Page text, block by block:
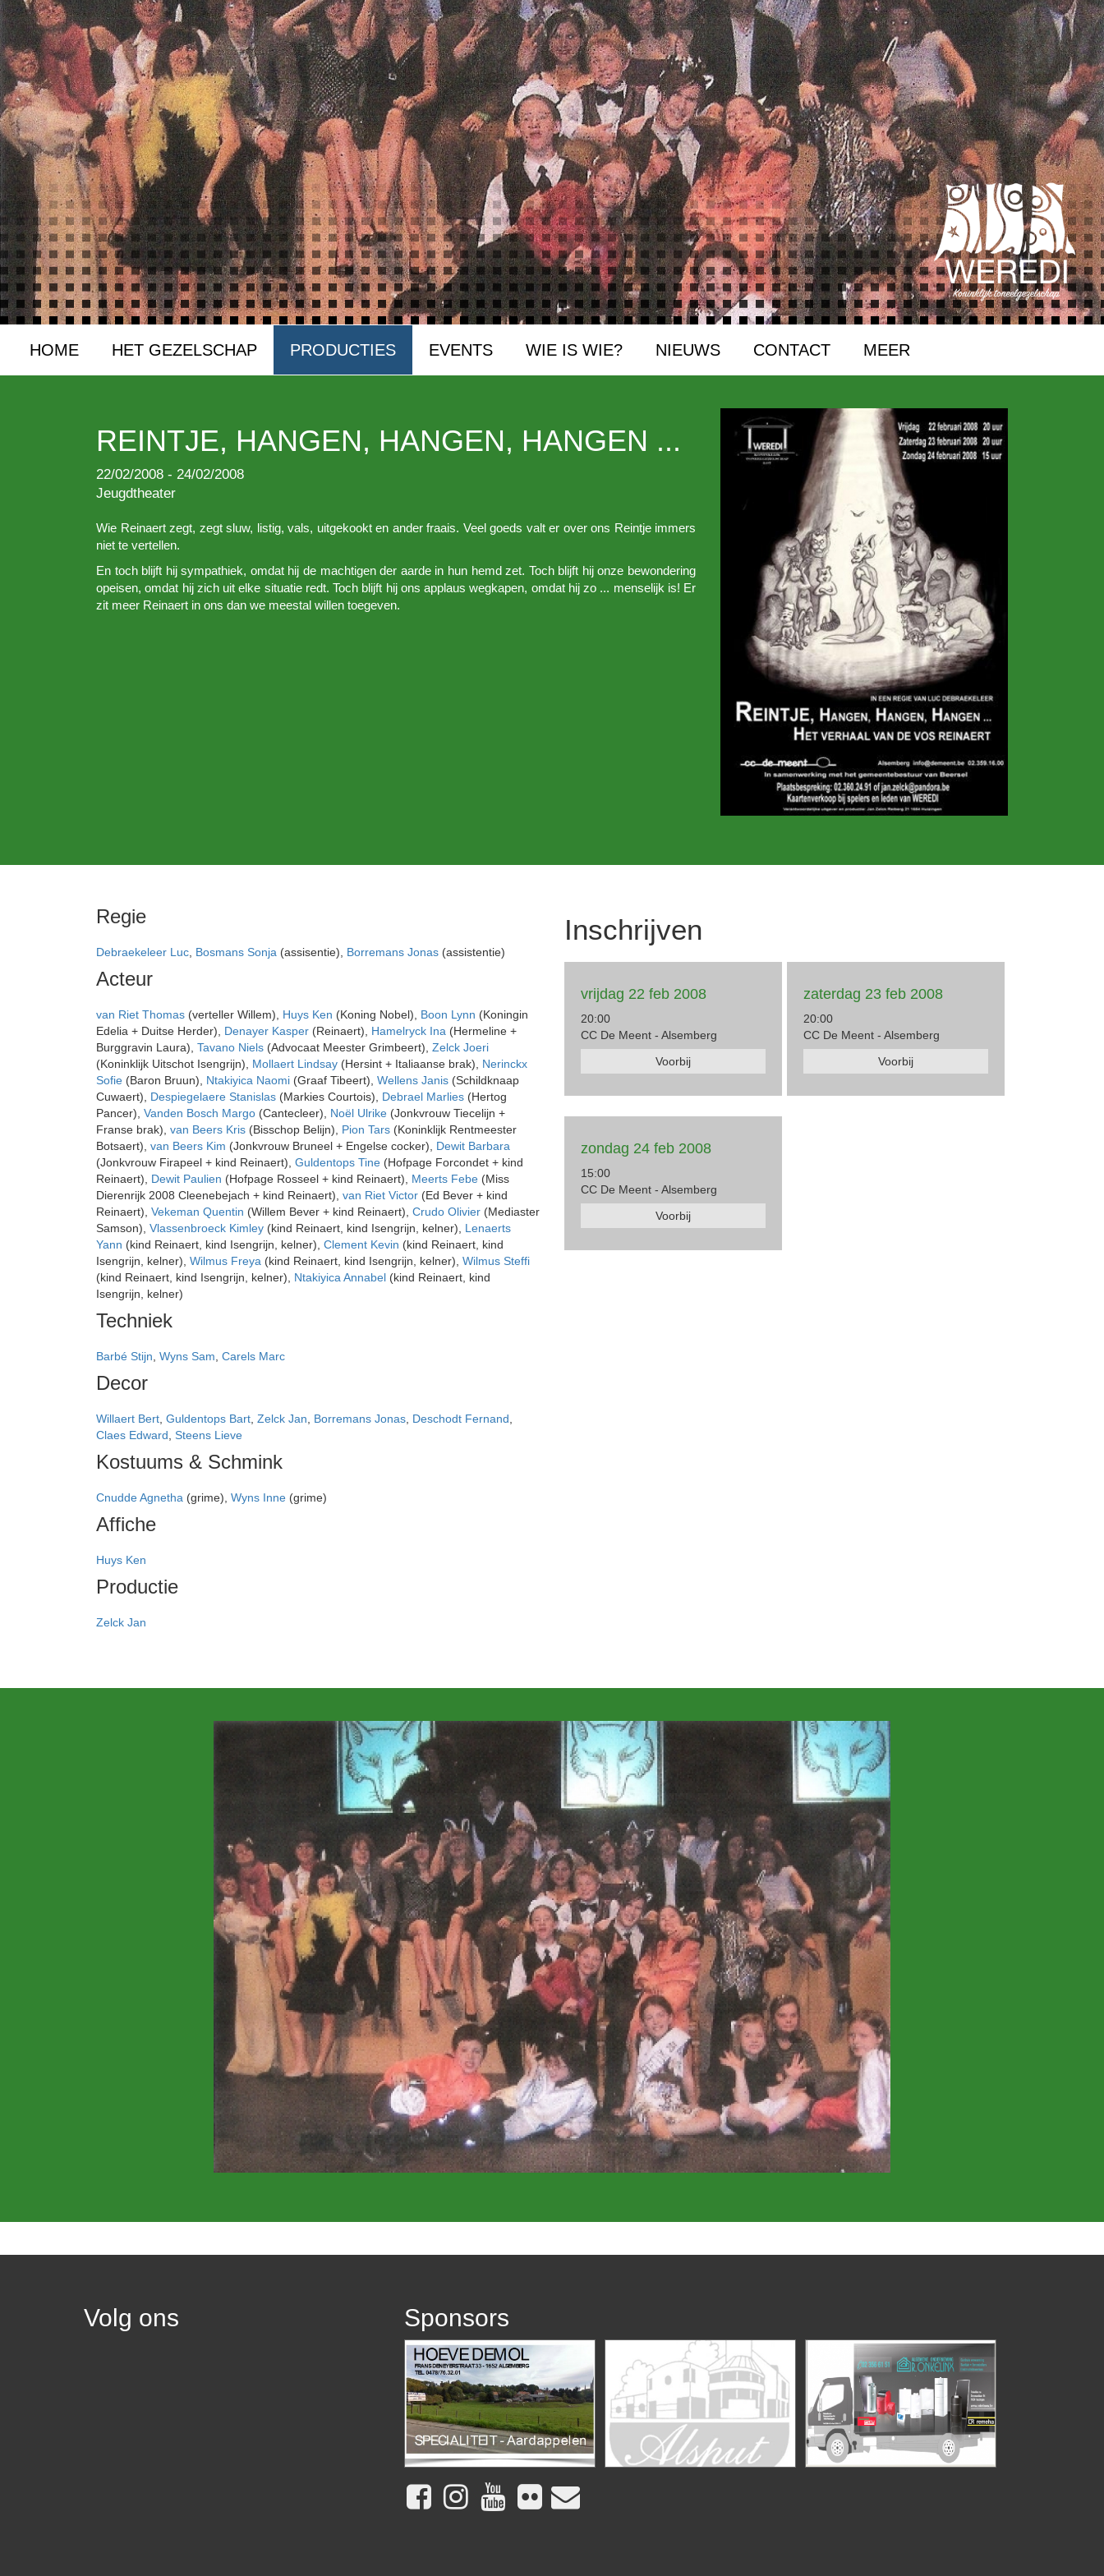
HOME HET GEZELSCHAP PRODUCTIES EVENTS WIE IS WIE? NIEUWS CONTACT MEER
REINTJE, HANGEN, HANGEN, HANGEN ...
22/02/2008 - 24/02/2008
Jeugdtheater
Wie Reinaert zegt, zegt sluw, listig, vals, uitgekookt en ander fraais. Veel goeds valt er over ons Reintje immers
niet te vertellen.
En toch blijft hij sympathiek, omdat hij de machtigen der aarde in hun hemd zet. Toch blijft hij onze bewondering
opeisen, omdat hij zich uit elke situatie redt. Toch blijft hij ons applaus wegkapen, omdat hij zo ... menselijk is! Er
zit meer Reinaert in ons dan we meestal willen toegeven.
Regie
Debraekeleer Luc, Bosmans Sonja (assisentie), Borremans Jonas (assistentie)
Acteur
van Riet Thomas (verteller Willem), Huys Ken (Koning Nobel), Boon Lynn (Koningin
Edelia + Duitse Herder), Denayer Kasper (Reinaert), Hamelryck Ina (Hermeline +
Burggravin Laura), Tavano Niels (Advocaat Meester Grimbeert), Zelck Joeri
(Koninklijk Uitschot Isengrijn), Mollaert Lindsay (Hersint + Italiaanse brak), Nerinckx
Sofie (Baron Bruun), Ntakiyica Naomi (Graaf Tibeert), Wellens Janis (Schildknaap
Cuwaert), Despiegelaere Stanislas (Markies Courtois), Debrael Marlies (Hertog
Pancer), Vanden Bosch Margo (Cantecleer), Noël Ulrike (Jonkvrouw Tiecelijn +
Franse brak), van Beers Kris (Bisschop Belijn), Pion Tars (Koninklijk Rentmeester
Botsaert), van Beers Kim (Jonkvrouw Bruneel + Engelse cocker), Dewit Barbara
(Jonkvrouw Firapeel + kind Reinaert), Guldentops Tine (Hofpage Forcondet + kind
Reinaert), Dewit Paulien (Hofpage Rosseel + kind Reinaert), Meerts Febe (Miss
Dierenrijk 2008 Cleenebejach + kind Reinaert), van Riet Victor (Ed Bever + kind
Reinaert), Vekeman Quentin (Willem Bever + kind Reinaert), Crudo Olivier (Mediaster
Samson), Vlassenbroeck Kimley (kind Reinaert, kind Isengrijn, kelner), Lenaerts
Yann (kind Reinaert, kind Isengrijn, kelner), Clement Kevin (kind Reinaert, kind
Isengrijn, kelner), Wilmus Freya (kind Reinaert, kind Isengrijn, kelner), Wilmus Steffi
(kind Reinaert, kind Isengrijn, kelner), Ntakiyica Annabel (kind Reinaert, kind
Isengrijn, kelner)
Techniek
Barbé Stijn, Wyns Sam, Carels Marc
Decor
Willaert Bert, Guldentops Bart, Zelck Jan, Borremans Jonas, Deschodt Fernand,
Claes Edward, Steens Lieve
Kostuums & Schmink
Cnudde Agnetha (grime), Wyns Inne (grime)
Affiche
Huys Ken
Productie
Zelck Jan
Inschrijven
vrijdag 22 feb 2008
20:00
CC De Meent - Alsemberg
Voorbij
zaterdag 23 feb 2008
20:00
CC De Meent - Alsemberg
Voorbij
zondag 24 feb 2008
15:00
CC De Meent - Alsemberg
Voorbij
Volg ons Sponsors